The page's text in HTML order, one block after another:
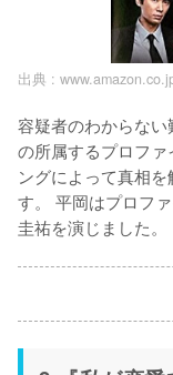
出典 :
容疑者のわからな
の所属するプロフ
ングによって真相
す。 平岡はプロフ
圭祐を演じました。